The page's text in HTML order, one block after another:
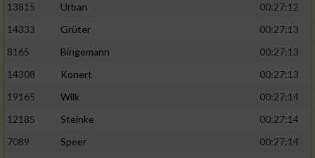
13815
Urban
00:27:12
14333
Grüter
00:27:13
8165
Bingemann
00:27:13
14308
Konert
00:27:13
19165
Wilk
00:27:14
12185
Steinke
00:27:14
7089
Speer 00:27:14